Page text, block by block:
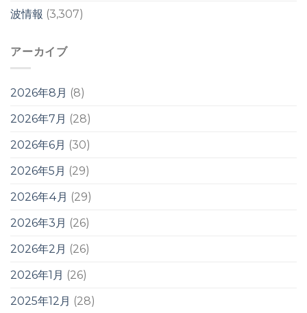
波情報 (3,307)
アーカイブ
2026年8月 (8)
2026年7月 (28)
2026年6月 (30)
2026年5月 (29)
2026年4月 (29)
2026年3月 (26)
2026年2月 (26)
2026年1月 (26)
2025年12月 (28)